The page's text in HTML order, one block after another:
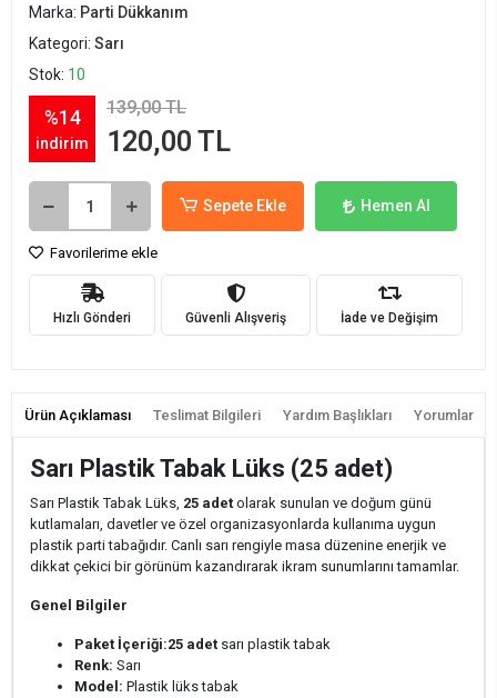
Marka: Parti Dükkanım
Kategori: Sarı
Stok: 10
%14
indirim
139,00 TL
120,00 TL
Sepete Ekle Hemen Al
Favorilerime ekle
Hızlı Gönderi Güvenli Alışveriş İade ve Değişim
Ürün Açıklaması Teslimat Bilgileri Yardım Başlıkları Yorumlar
Sarı Plastik Tabak Lüks (25 adet)
Sarı Plastik Tabak Lüks, 25 adet olarak sunulan ve doğum günü
kutlamaları, davetler ve özel organizasyonlarda kullanıma uygun
plastik parti tabağıdır. Canlı sarı rengiyle masa düzenine enerjik ve
dikkat çekici bir görünüm kazandırarak ikram sunumlarını tamamlar.
Genel Bilgiler
Paket İçeriği:25 adet sarı plastik tabak
Renk: Sarı
Model: Plastik lüks tabak